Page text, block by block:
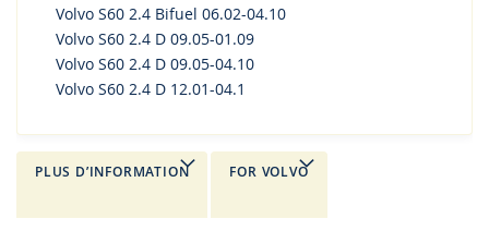
Volvo S60 2.4 Bifuel 06.02-04.10
Volvo S60 2.4 D 09.05-01.09
Volvo S60 2.4 D 09.05-04.10
Volvo S60 2.4 D 12.01-04.1
PLUS D’INFORMATION FOR VOLVO